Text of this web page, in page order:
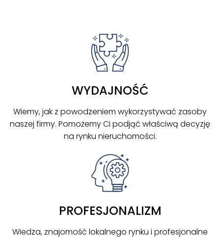
WYDAJNOŚĆ
Wiemy, jak z powodzeniem wykorzystywać zasoby
naszej firmy. Pomożemy Ci podjąć właściwą decyzję
na rynku nieruchomości.
PROFESJONALIZM
Wiedza, znajomość lokalnego rynku i profesjonalne